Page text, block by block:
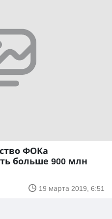
ФОКа
больше 900 млн
19 марта 2019, 6:51